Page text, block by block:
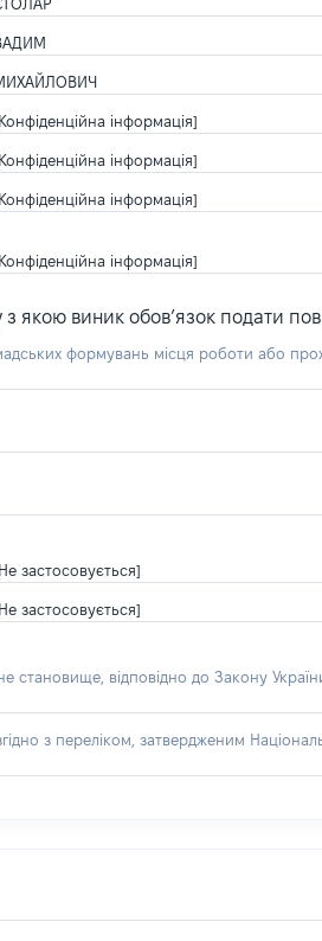
інформація]
інформація]
інформація]
інформація]
якою виник обов’язок подати
формувань місця роботи або
застосовується]
застосовується]
становище, відповідно до Закону
з переліком, затвердженим